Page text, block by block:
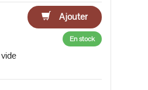
Ajouter
En stock